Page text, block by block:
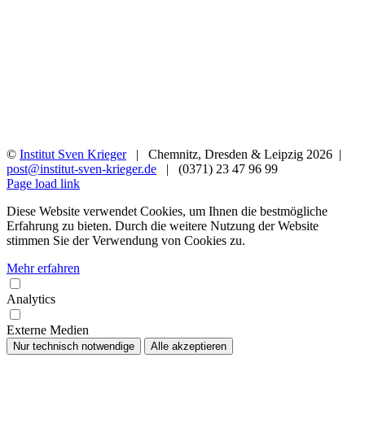
© Institut Sven Krieger| Chemnitz, Dresden & Leipzig 2026 |
post@institut-sven-krieger.de | (0371) 23 47 96 99
Facebook
YouTube
Instagram
Rss
Page load link
Diese Website verwendet Cookies, um Ihnen die bestmögliche
Erfahrung zu bieten. Durch die weitere Nutzung der Website
stimmen Sie der Verwendung von Cookies zu.
Mehr erfahren
Analytics
Externe Medien
Nur technisch notwendige Alle akzeptieren